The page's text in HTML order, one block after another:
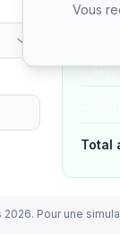
−
Total
2026. Pour une
Vous